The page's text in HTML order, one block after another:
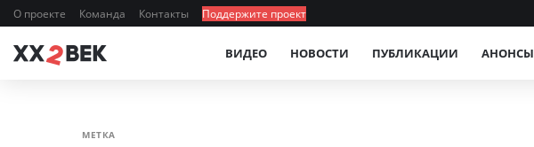
О проекте Команда Контакты Поддержите проект
ВИДЕО НОВОСТИ ПУБЛИКАЦИИ АНОНСЫ
МЕТКА